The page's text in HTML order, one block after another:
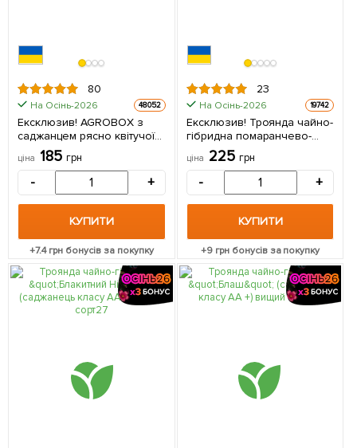
80
На Осінь-2026 48052
Ексклюзив! AGROBOX з
саджанцем рясно квітучої
ціна 185 грн
- +
КУПИТИ
+7.4грн бонусів за покупку
23
На Осінь-2026 19742
Ексклюзив! Троянда чайно-
гібридна помаранчево-
червона "Любочка"
(Lyubochka) (саджанець
класу АА +, преміальний
крупноцветковий сорт) 1
саджанець в упаковці
ціна 225 грн
- +
КУПИТИ
+9грн бонусів за покупку